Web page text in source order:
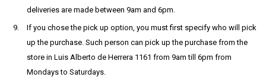
deliveries are made between 9am and 6pm.
If you chose the pick up option, you must first specify who will pick
up the purchase. Such person can pick up the purchase from the
store in Luis Alberto de Herrera 1161 from 9am till 6pm from
Mondays to Saturdays.